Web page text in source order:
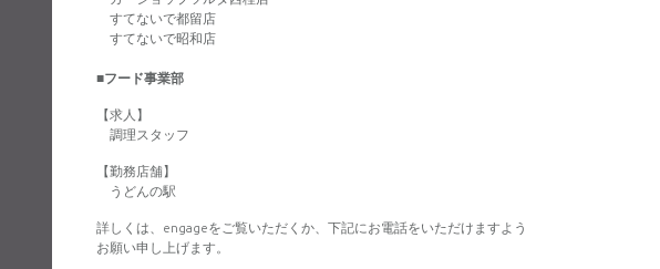
すてないで都留店
すてないで昭和店
■フード事業部
【求人】
調理スタッフ
【勤務店舗】
うどんの駅
詳しくは、engageをご覧いただくか、下記にお電話をいただけますよう
お願い申し上げます。